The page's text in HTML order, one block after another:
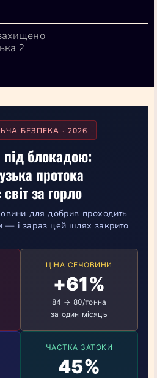
2
БЕЗПЕКА · 2026
блокадою:
протока
за горло
для добрив проходить
— і зараз цей шлях закрито
ЦІНА СЕЧОВИНИ
+61%
84 → 80/тонна
за один місяць
ЧАСТКА ЗАТОКИ
45%